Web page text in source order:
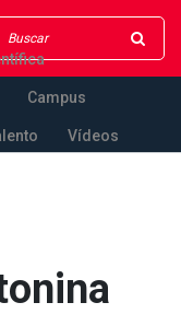
Campus
Vídeos